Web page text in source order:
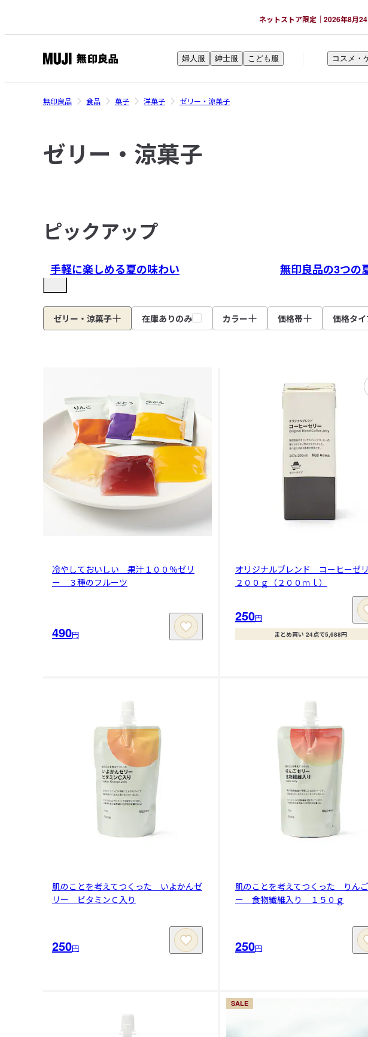
ネットストア限定｜2026年8月
印
良
ッ
ト
婦人服 紳士服 こども服 コスメ・
無印良品 食品 菓子 洋菓子 ゼリー・涼菓子
ゼリー・涼菓子
ピックアップ
手軽に楽しめる夏の味わい 無印良品の3つの
ゼリー・涼菓子 在庫ありのみ カラー 価格帯 価格タ
冷やしておいしい 果汁１００％ゼリ
ー ３種のフルーツ
490円
オリジナルブレンド コーヒーゼ
２００ｇ（２００ｍｌ）
250円
まとめ買い 24点で5,688円
肌のことを考えてつくった いよかんゼ
リー ビタミンＣ入り
250円
肌のことを考えてつくった りん
ー 食物繊維入り １５０ｇ
250円
SALE